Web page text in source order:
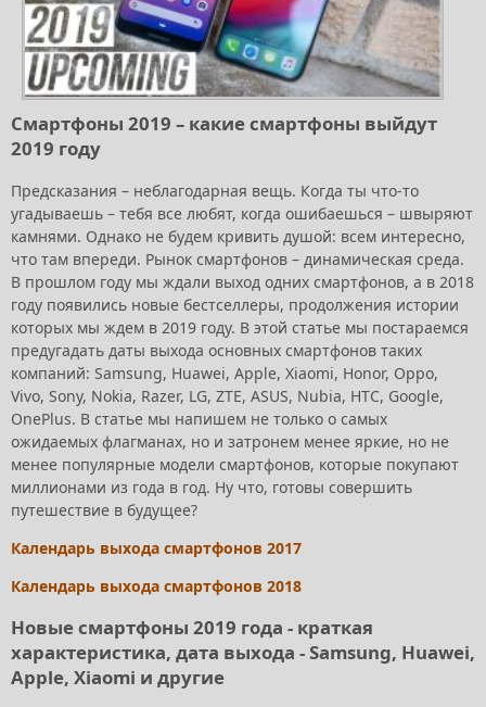
Смартфоны 2019 – какие смартфоны выйдут
2019 году
Предсказания – неблагодарная вещь. Когда ты что-то
угадываешь – тебя все любят, когда ошибаешься – швыряют
камнями. Однако не будем кривить душой: всем интересно,
что там впереди. Рынок смартфонов – динамическая среда.
В прошлом году мы ждали выход одних смартфонов, а в 2018
году появились новые бестселлеры, продолжения истории
которых мы ждем в 2019 году. В этой статье мы постараемся
предугадать даты выхода основных смартфонов таких
компаний: Samsung, Huawei, Apple, Xiaomi, Honor, Oppo,
Vivo, Sony, Nokia, Razer, LG, ZTE, ASUS, Nubia, HTC, Google,
OnePlus. В статье мы напишем не только о самых
ожидаемых флагманах, но и затронем менее яркие, но не
менее популярные модели смартфонов, которые покупают
миллионами из года в год. Ну что, готовы совершить
путешествие в будущее?
Календарь выхода смартфонов 2017
Календарь выхода смартфонов 2018
Новые смартфоны 2019 года - краткая
характеристика, дата выхода - Samsung, Huawei,
Apple, Xiaomi и другие